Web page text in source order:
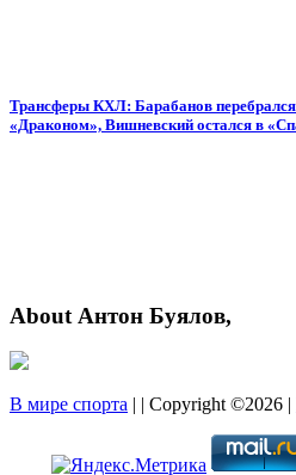
Трансферы КХЛ: Барабанов
«Драконом», Вишневский остался в
About Антон Буялов,
В мире спорта | | Copyright ©2026 |